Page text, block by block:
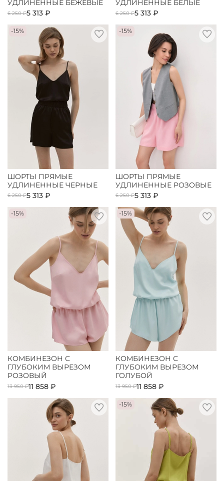
УДЛИНЕННЫЕ БЕЖЕВЫЕ
6 250 ₽5 313 ₽
УДЛИНЕННЫЕ БЕЛЫЕ
6 250 ₽5 313 ₽
-15%
ШОРТЫ ПРЯМЫЕ
УДЛИНЕННЫЕ ЧЕРНЫЕ
6 250 ₽5 313 ₽
-15%
ШОРТЫ ПРЯМЫЕ
УДЛИНЕННЫЕ РОЗОВЫЕ
6 250 ₽5 313 ₽
-15%
КОМБИНЕЗОН С
ГЛУБОКИМ ВЫРЕЗОМ
РОЗОВЫЙ
13 950 ₽11 858 ₽
-15%
КОМБИНЕЗОН С
ГЛУБОКИМ ВЫРЕЗОМ
ГОЛУБОЙ
13 950 ₽11 858 ₽
-15%